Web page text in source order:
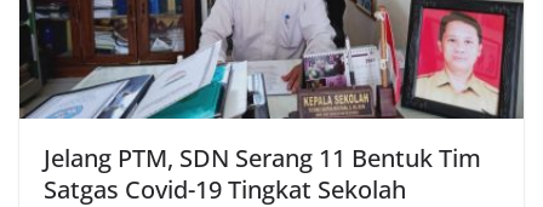
Jelang PTM, SDN Serang 11 Bentuk Tim
Satgas Covid-19 Tingkat Sekolah